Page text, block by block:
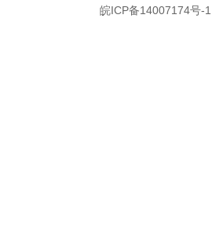
皖ICP备14007174号-1